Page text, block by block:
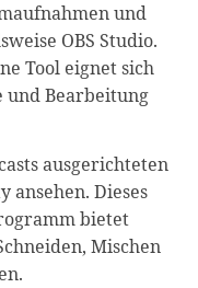
und
OBS Studio.
Tool eignet sich
Bearbeitung
ausgerichteten
ansehen. Dieses
bietet
Mischen